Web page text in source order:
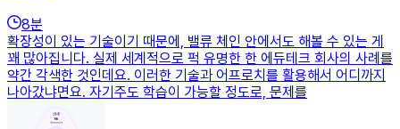
8분
확장성이 있는 기술이기 때문에, 밸류 체인 안에서도 해볼 수 있는 게
꽤 많아집니다. 실제 세계적으로 퍽 유명한 한 에듀테크 회사의 사례를
약간 각색한 것인데요. 이러한 기술과 어프로치를 활용해서 어디까지
나아갔냐면요. 자기주도 학습이 가능할 정도로, 문제를